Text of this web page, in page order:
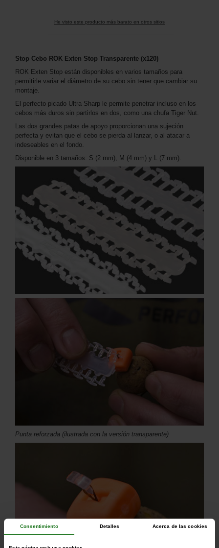
Consentimiento Detalles Acerca de las cookies
He visto este producto más barato en otros sitios
Stop Cebo ROK Exten Stop Transparente (x120)
ROK Exten Stop están disponibles en varios tamaños para
permitirle variar el diámetro de su cebo sin tener que cambiar su
montaje.
El perfecto picado Ultra Sharp le permite penetrar incluso en los
cebos más duros sin partirlos en dos, como una chufa Tiger Nut.
Las dos grandes patas de apoyo proporcionan una sujeción
perfecta y evitan que el cebo se pierda al lanzar, o al atacar a
indeseables en el fondo.
Disponible en 3 tamaños: S (2 mm), M (4 mm) y L (7 mm).
Punta reforzada (ilustrada con la versión transparente)